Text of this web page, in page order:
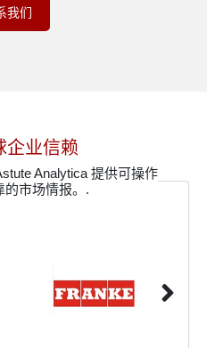
我们
企业信赖
Analytica 提供可操作
的市场情报。.